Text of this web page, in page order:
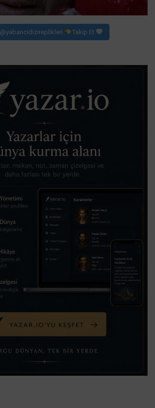
@yabancidizireplikleri Takip Et